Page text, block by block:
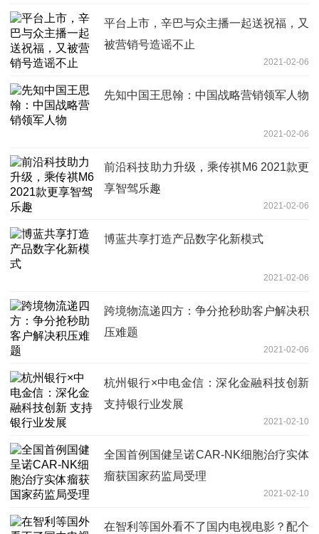
平台上市，辛巴与众主播一起送祝福，又
被营销号造谣不止
2021-02-06
先知中国王思翰：中国战略营销领军人物
2021-02-06
前沿科技助力升级，乘传祺M6 2021款更
享智驾乐趣
2021-02-06
博蓝共享打造产品数字化新模式
2021-02-06
跨境物流递四方：争分抢秒助客户解决积
压难题
2021-02-06
杭州银行×中电金信：深化金融科技创新
支持银行业发展
2021-02-10
全国首例国健呈诺CAR-NK细胞治疗实体
瘤获国家药监局受理
2021-02-10
在智利等国外看不了国内电视电影？配个